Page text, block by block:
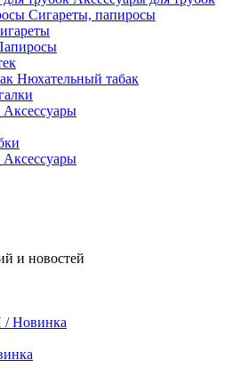
Сигареты, папиросы
Нюхательный табак
Аксессуары
Аксессуары
и новостей
/ Новинка